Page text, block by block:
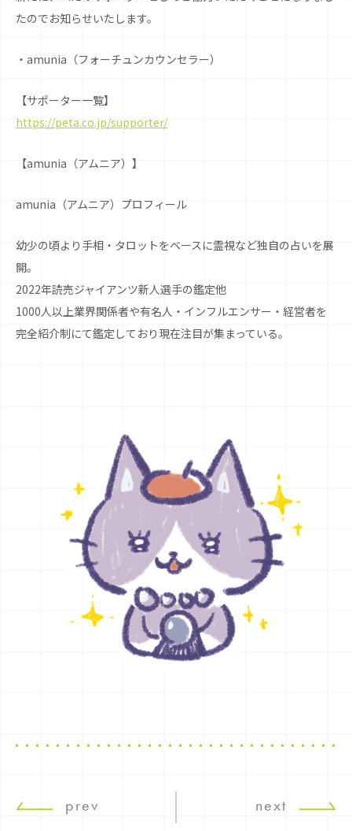
たのでお知らせいたします。
・amunia（フォーチュンカウンセラー）
【サポーター一覧】
https://peta.co.jp/supporter/
【amunia（アムニア）】
amunia（アムニア）プロフィール
幼少の頃より手相・タロットをベースに霊視など独自の占いを展
開。
2022年読売ジャイアンツ新人選手の鑑定他
1000人以上業界関係者や有名人・インフルエンサー・経営者を
完全紹介制にて鑑定しており現在注目が集まっている。
prev next